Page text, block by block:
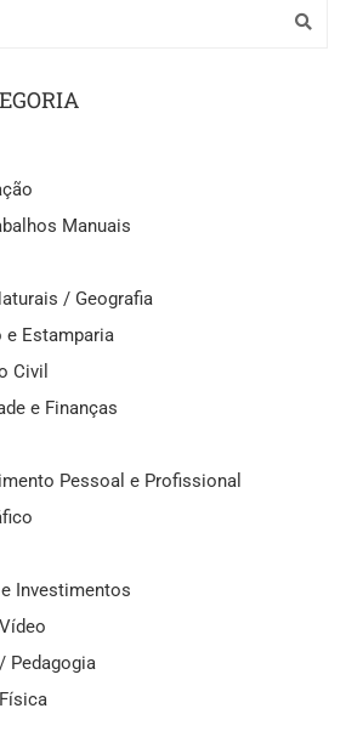
Manuais
/ Geografia
Estamparia
Civil
e Finanças
Pessoal e Profissional
Investimentos
Pedagogia